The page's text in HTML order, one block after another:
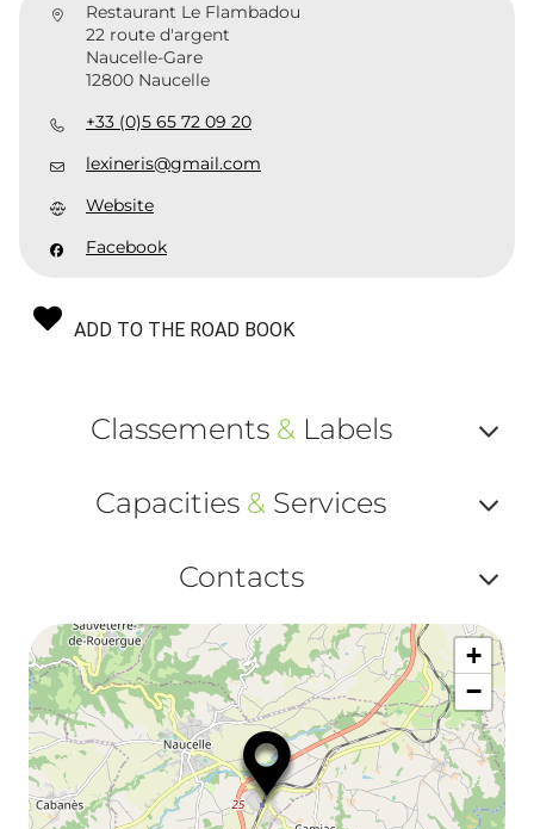
Restaurant Le Flambadou
22 route d'argent
Naucelle-Gare
12800 Naucelle
+33 (0)5 65 72 09 20
lexineris@gmail.com
Website
Facebook
ADD TO THE ROAD BOOK
Classements &Labels
ou
Capacities & Services
ou
Contacts
ou
+
−